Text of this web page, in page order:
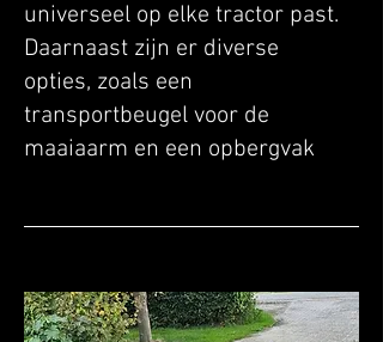
universeel op elke tractor past.
Daarnaast zijn er diverse
opties, zoals een
transportbeugel voor de
maaiaarm en een opbergvak